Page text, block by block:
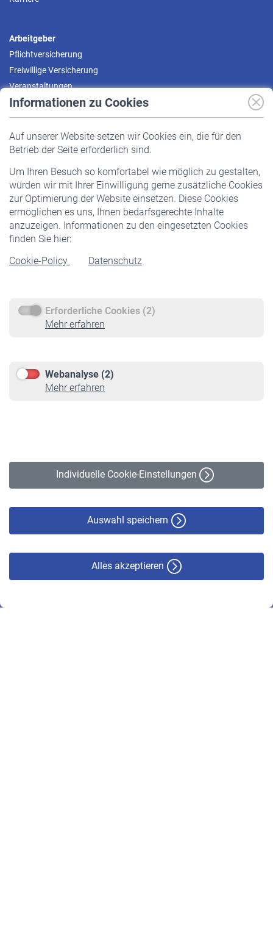
Informationen zu Cookies
Auf unserer Website setzen wir Cookies ein, die für den
Betrieb der Seite erforderlich sind.
Um Ihren Besuch so komfortabel wie möglich zu gestalten,
würden wir mit Ihrer Einwilligung gerne zusätzliche Cookies
zur Optimierung der Website einsetzen. Diese Cookies
ermöglichen es uns, Ihnen bedarfsgerechte Inhalte
anzuzeigen. Informationen zu den eingesetzten Cookies
finden Sie hier:
Cookie-Policy
Datenschutz
Erforderliche Cookies (2)
Mehr erfahren
Webanalyse (2)
Mehr erfahren
Individuelle Cookie-Einstellungen
Auswahl speichern
Alles akzeptieren
Arbeitgeber
Pflichtversicherung
Freiwillige Versicherung
Veranstaltungen
Pflichtversicherung
Staatliche Förderung
Veranstaltungen
Rentner
Rentenbeginn
Rente beantragen
Service
Informationen
Online-Rechner
VBLnewsletter
Erklärung zur Barrierefreiheit
© VBL 2026